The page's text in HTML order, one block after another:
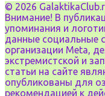
© 2026
Внимание! В
упоминания и
данные социальные
организации Meta,
экстремистской и
статьи на сайте
опубликованы для
рекомендацией к